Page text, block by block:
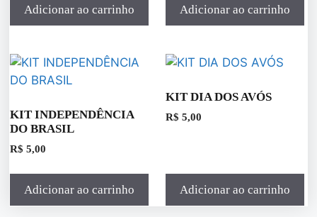
Adicionar ao carrinho Adicionar ao carrinho
KIT INDEPENDÊNCIA
DO BRASIL
R$ 5,00
Adicionar ao carrinho
KIT DIA DOS AVÓS
R$ 5,00
Adicionar ao carrinho